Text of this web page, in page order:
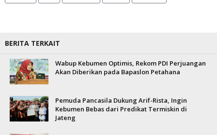
BERITA TERKAIT
Wabup Kebumen Optimis, Rekom PDI Perjuangan
Akan Diberikan pada Bapaslon Petahana
Pemuda Pancasila Dukung Arif-Rista, Ingin
Kebumen Bebas dari Predikat Termiskin di
Jateng